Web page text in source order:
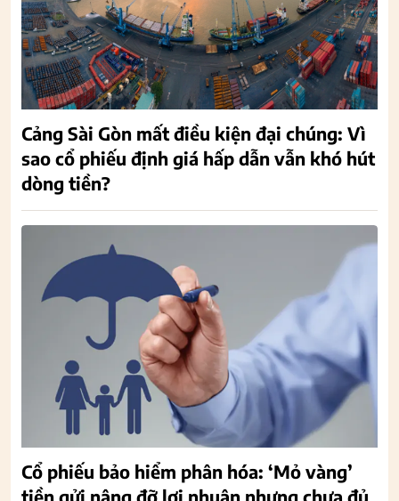
Cảng Sài Gòn mất điều kiện đại chúng: Vì
sao cổ phiếu định giá hấp dẫn vẫn khó hút
dòng tiền?
Cổ phiếu bảo hiểm phân hóa: ‘Mỏ vàng’
tiền gửi nâng đỡ lợi nhuận nhưng chưa đủ